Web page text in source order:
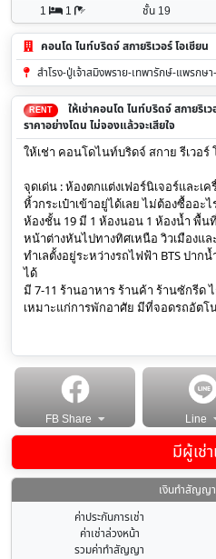
1 1 ชั้น 19
คอนโด ไนท์บริดจ์ สกายริเวอร์ โอเชียน
สำโรง-ปู่เจ้าสมิงพราย-เทพารักษ์-แพรกษ
RENT
ให้เช่าคอนโด ไนท์บริดจ์ สกายริเ
ราคาอย่างโดน ไม่จองแล้วจะเสียใจ
ให้เช่า คอนโดไนท์บริดจ์สกาย รีเวอร์
จุดเด่น : ห้องตกแต่งเฟอร์นิเจอร์และเ
หิ้วกระเป๋าเข้าอยู่ได้เลย ไม่ต้องซื้ออะ
ห้องชั้น 19 มี 1 ห้องนอน 1 ห้องน้ำ พื้น
หน้าต่างหันไปทางทิศเหนือ วิวเมืองแล
ทำเลตั้งอยู่ระหว่างรถไฟฟ้า BTS ปากน้
ได้
มี 7-11 ร้านอาหาร ร้านค้า ร้านซักรีด
เหมาะแก่การพักอาศัย มีที่จอดรถอัตโ
FB Share Line
มีผู้เช่
เงินทำสัญญ
ค่าประกันการเช่า
ค่าเช่าล่วงหน้า
รวมค่าทำสัญญา